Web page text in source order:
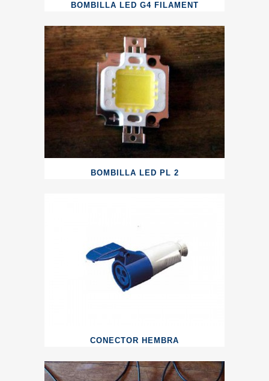
BOMBILLA LED G4 FILAMENT
BOMBILLA LED PL 2
CONECTOR HEMBRA